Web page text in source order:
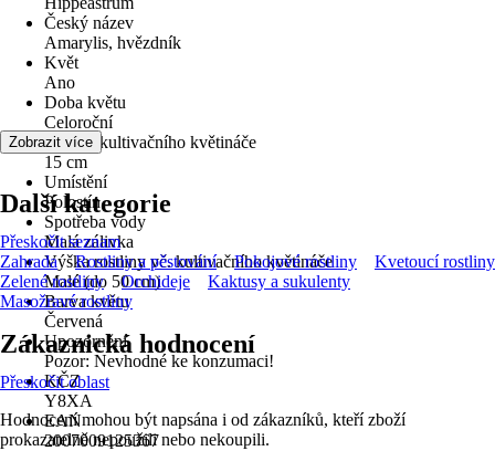
Český název
Amarylis, hvězdník
Květ
Ano
Doba květu
Celoroční
Průměr kultivačního květináče
15 cm
Umístění
Polostín
Spotřeba vody
Malá zálivka
Výška rostliny vč. kultivačního květináče
Malé (do 50 cm)
Barva květu
Červená
Upozornění
Pozor: Nevhodné ke konzumaci!
KČZ
Y8XA
EAN
2007009125367
Zobrazit více
Další kategorie
Přeskočit seznam
Zahrada
Rostliny a pěstování Pokojové rostliny
Kvetoucí rostliny
Zelené rostliny
Orchideje
Kaktusy a sukulenty
Masožravé rostliny
Zákaznická hodnocení
Přeskočit oblast
Hodnocení mohou být napsána i od zákazníků, kteří zboží
prokazatelně nepoužili nebo nekoupili.